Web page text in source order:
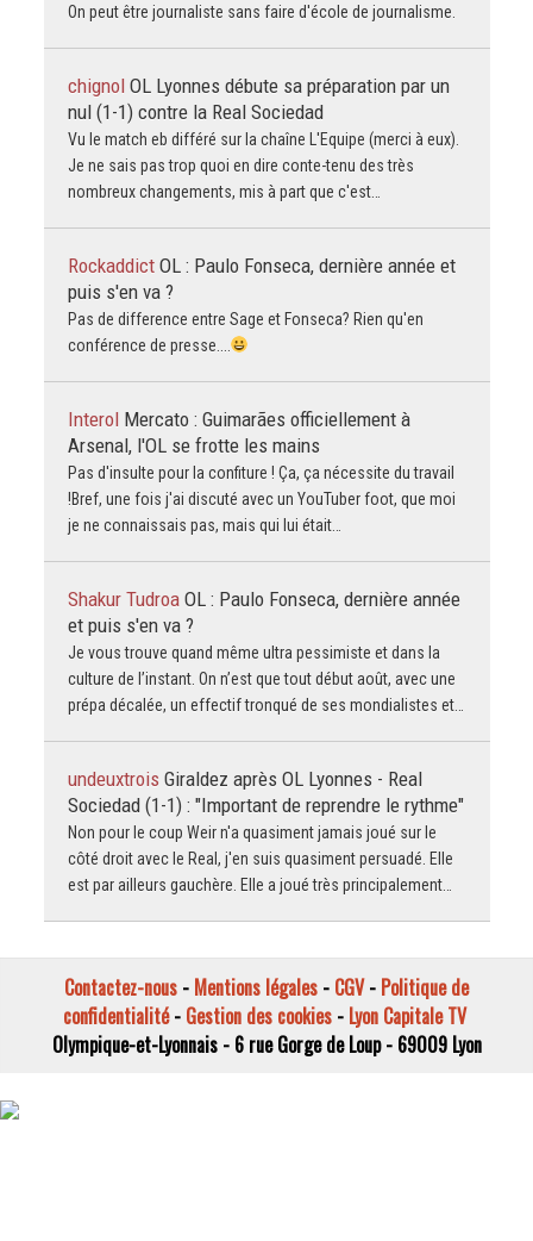
On peut être journaliste sans faire d'école de journalisme.
chignol OL Lyonnes débute sa préparation par un
nul (1-1) contre la Real Sociedad
Vu le match eb différé sur la chaîne L'Equipe (merci à eux).
Je ne sais pas trop quoi en dire conte-tenu des très
nombreux changements, mis à part que c'est…
Rockaddict OL : Paulo Fonseca, dernière année et
puis s'en va ?
Pas de difference entre Sage et Fonseca? Rien qu'en
conférence de presse....
Interol Mercato : Guimarães officiellement à
Arsenal, l'OL se frotte les mains
Pas d'insulte pour la confiture ! Ça, ça nécessite du travail
!Bref, une fois j'ai discuté avec un YouTuber foot, que moi
je ne connaissais pas, mais qui lui était…
Shakur Tudroa OL : Paulo Fonseca, dernière année
et puis s'en va ?
Je vous trouve quand même ultra pessimiste et dans la
culture de l’instant. On n’est que tout début août, avec une
prépa décalée, un effectif tronqué de ses mondialistes et…
undeuxtrois Giraldez après OL Lyonnes - Real
Sociedad (1-1) : "Important de reprendre le rythme"
Non pour le coup Weir n'a quasiment jamais joué sur le
côté droit avec le Real, j'en suis quasiment persuadé. Elle
est par ailleurs gauchère. Elle a joué très principalement…
Contactez-nous - Mentions légales - CGV- Politique de
confidentialité- Gestion des cookies- Lyon Capitale TV
Olympique-et-Lyonnais - 6 rue Gorge de Loup - 69009 Lyon